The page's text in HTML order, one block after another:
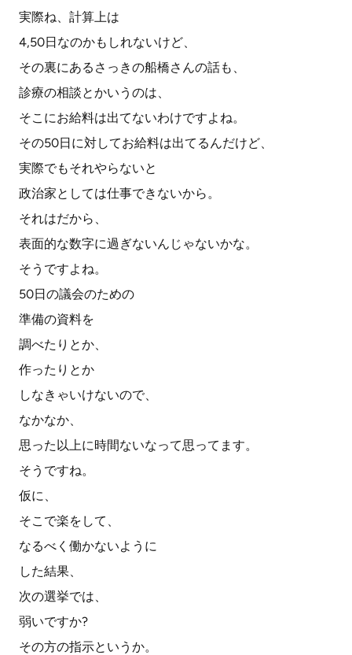
実際ね、計算上は
4,50日なのかもしれないけど、
その裏にあるさっきの船橋さんの話も、
診療の相談とかいうのは、
そこにお給料は出てないわけですよね。
その50日に対してお給料は出てるんだけど、
実際でもそれやらないと
政治家としては仕事できないから。
それはだから、
表面的な数字に過ぎないんじゃないかな。
そうですよね。
50日の議会のための
準備の資料を
調べたりとか、
作ったりとか
しなきゃいけないので、
なかなか、
思った以上に時間ないなって思ってます。
そうですね。
仮に、
そこで楽をして、
なるべく働かないように
した結果、
次の選挙では、
弱いですか?
その方の指示というか。